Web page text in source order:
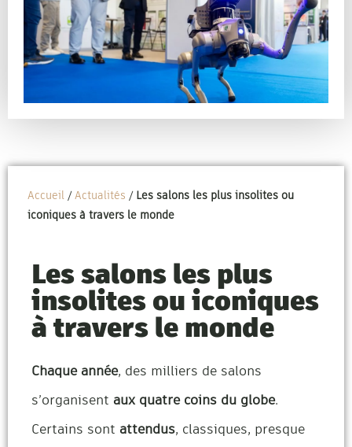
Accueil /Actualités / Les salons les plus insolites ou
iconiques à travers le monde
Les salons les plus
insolites ou iconiques
à travers le monde
Chaque année, des milliers de salons
s’organisent aux quatre coins du globe.
Certains sont attendus, classiques, presque